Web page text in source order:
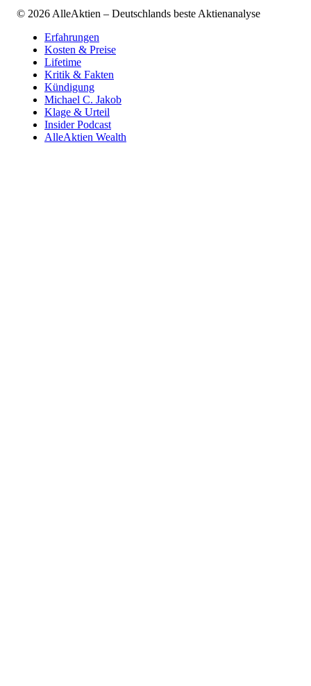
© 2026 AlleAktien – Deutschlands beste Aktienanalyse
Erfahrungen
Kosten & Preise
Lifetime
Kritik & Fakten
Kündigung
Michael C. Jakob
Klage & Urteil
Insider Podcast
AlleAktien Wealth